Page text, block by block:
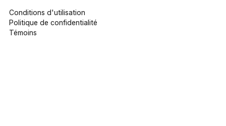
Conditions d'utilisation
Politique de confidentialité
Témoins